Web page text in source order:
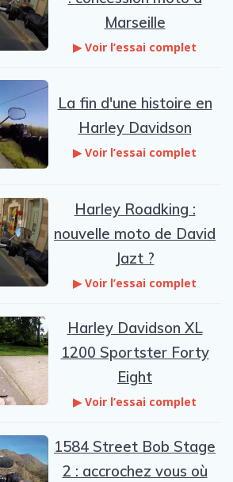
Marseille
▶ Voir l’essai complet
La fin d'une histoire en
Harley Davidson
▶ Voir l’essai complet
Harley Roadking :
nouvelle moto de David
Jazt ?
▶ Voir l’essai complet
Harley Davidson XL
1200 Sportster Forty
Eight
▶ Voir l’essai complet
1584 Street Bob Stage
2 : accrochez vous où